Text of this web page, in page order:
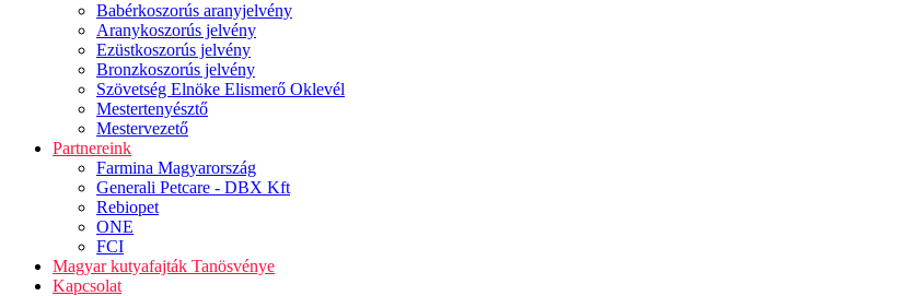
Babérkoszorús aranyjelvény
Aranykoszorús jelvény
Ezüstkoszorús jelvény
Bronzkoszorús jelvény
Szövetség Elnöke Elismerő Oklevél
Mestertenyésztő
Mestervezető
Partnereink
Farmina Magyarország
Generali Petcare - DBX Kft
Rebiopet
ONE
FCI
Magyar kutyafajták Tanösvénye
Kapcsolat